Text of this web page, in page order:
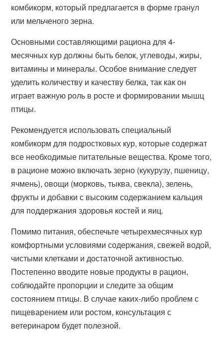
комбикорм, который предлагается в форме гранул
или мельченого зерна.
Основными составляющими рациона для 4-
месячных кур должны быть белок, углеводы, жиры,
витамины и минералы. Особое внимание следует
уделить количеству и качеству белка, так как он
играет важную роль в росте и формировании мышц
птицы.
Рекомендуется использовать специальный
комбикорм для подростковых кур, которые содержат
все необходимые питательные вещества. Кроме того,
в рационе можно включать зерно (кукурузу, пшеницу,
ячмень), овощи (морковь, тыква, свекла), зелень,
фрукты и добавки с высоким содержанием кальция
для поддержания здоровья костей и яиц.
Помимо питания, обеспечьте четырехмесячных кур
комфортными условиями содержания, свежей водой,
чистыми клетками и достаточной активностью.
Постепенно вводите новые продукты в рацион,
соблюдайте пропорции и следите за общим
состоянием птицы. В случае каких-либо проблем с
пищеварением или ростом, консультация с
ветеринаром будет полезной.